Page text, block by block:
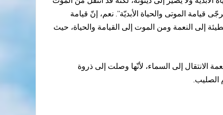
قيامة الموتى والحياة الأبديّة”. نعم، إنّ قيامة
إلى النعمة ومن الموت إلى القيامة والحياة، حيث
الانتقال إلى السماء، لأنّها وصلت إلى ذروة
الصليب.